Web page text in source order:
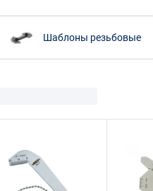
Шаблоны резьбовые